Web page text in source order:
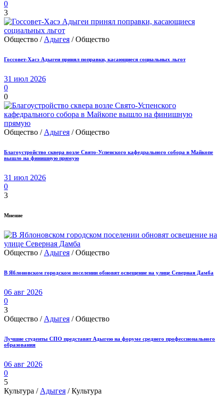
0
3
Общество / Адыгея / Общество
Госсовет-Хасэ Адыгеи принял поправки, касающиеся социальных льгот
31 июл 2026
0
0
Общество / Адыгея / Общество
Благоустройство сквера возле Свято-Успенского кафедрального собора в Майкопе
вышло на финишную прямую
31 июл 2026
0
3
Мнение
Общество / Адыгея / Общество
В Яблоновском городском поселении обновят освещение на улице Северная Дамба
06 авг 2026
0
3
Общество / Адыгея / Общество
Лучшие студенты СПО представят Адыгею на форуме среднего профессионального
образования
06 авг 2026
0
5
Культура / Адыгея / Культура